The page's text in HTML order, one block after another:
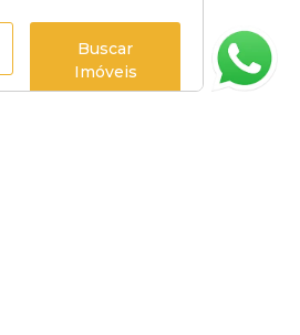
Buscar
Imóveis